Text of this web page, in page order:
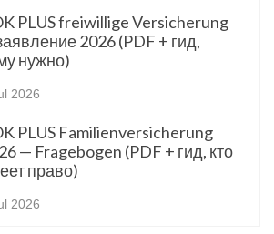
PLUS freiwillige Versicherung
2026 (PDF + гид,
нужно)
2026
PLUS Familienversicherung
— Fragebogen (PDF + гид, кто
право)
2026